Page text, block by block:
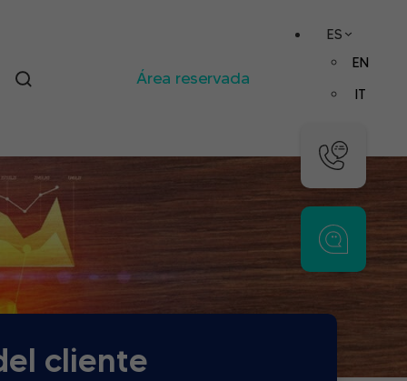
Área reservada
ES
EN
IT
cliente